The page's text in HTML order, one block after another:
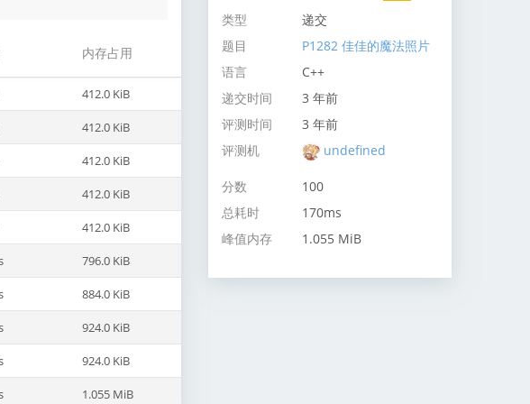
内存占用
412.0 KiB
412.0 KiB
412.0 KiB
412.0 KiB
412.0 KiB
796.0 KiB
884.0 KiB
924.0 KiB
924.0 KiB
1.055 MiB
类型
递交
题目
P1282 佳佳的魔法照片
语言
C++
递交时间
3 年前
评测时间
3 年前
评测机
undefined
分数
100
总耗时
170ms
峰值内存
1.055 MiB